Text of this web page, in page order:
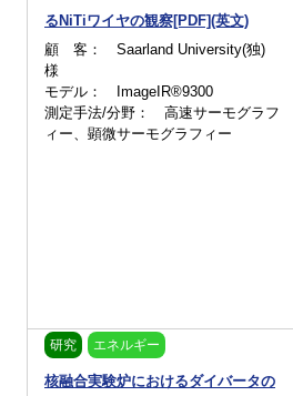
るNiTiワイヤの観察[PDF](英文)
顧 客： Saarland University(独)
様
モデル： ImageIR®9300
測定手法/分野： 高速サーモグラフ
ィー、顕微サーモグラフィー
研究 エネルギー
核融合実験炉におけるダイバータの